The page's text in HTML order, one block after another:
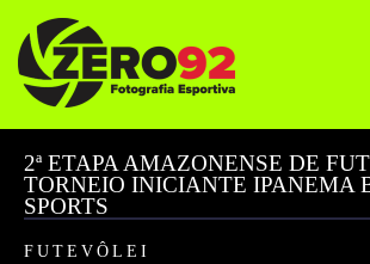
FUTEVÔLEI
2ª ETAPA AMAZONENSE DE
TORNEIO INICIANTE IPANEMA
SPORTS